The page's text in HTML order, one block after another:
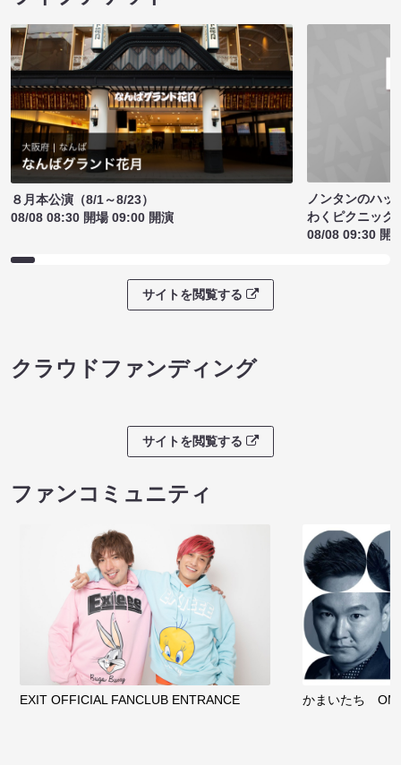
８月本公演（8/1～8/23）
08/08 08:30 開場 09:00 開演
ノンタンのハッ
わくピクニック
08/08 09:30 開
サイトを閲覧する
クラウドファンディング
サイトを閲覧する
ファンコミュニティ
EXIT OFFICIAL FANCLUB ENTRANCE かまいたち